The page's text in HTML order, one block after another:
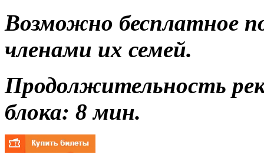
Возможно бесплатное
членами их семей.
Продолжительность
блока: 8 мин.